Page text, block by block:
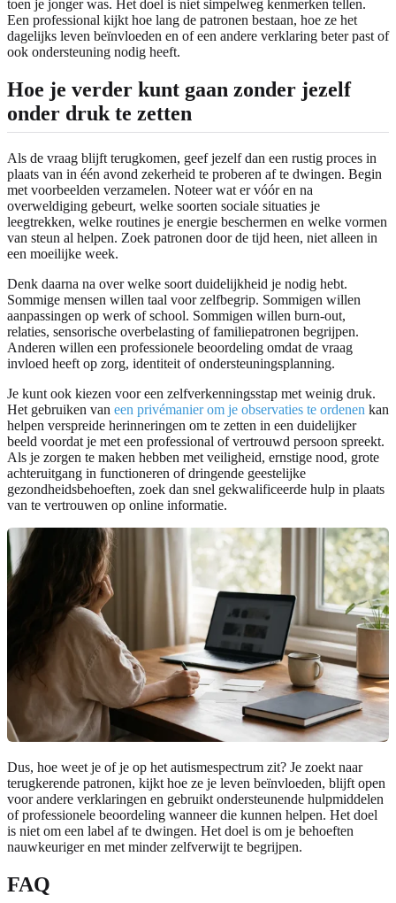
toen je jonger was. Het doel is niet simpelweg kenmerken tellen.
Een professional kijkt hoe lang de patronen bestaan, hoe ze het
dagelijks leven beïnvloeden en of een andere verklaring beter past of
ook ondersteuning nodig heeft.
Hoe je verder kunt gaan zonder jezelf
onder druk te zetten
Als de vraag blijft terugkomen, geef jezelf dan een rustig proces in
plaats van in één avond zekerheid te proberen af te dwingen. Begin
met voorbeelden verzamelen. Noteer wat er vóór en na
overweldiging gebeurt, welke soorten sociale situaties je
leegtrekken, welke routines je energie beschermen en welke vormen
van steun al helpen. Zoek patronen door de tijd heen, niet alleen in
een moeilijke week.
Denk daarna na over welke soort duidelijkheid je nodig hebt.
Sommige mensen willen taal voor zelfbegrip. Sommigen willen
aanpassingen op werk of school. Sommigen willen burn-out,
relaties, sensorische overbelasting of familiepatronen begrijpen.
Anderen willen een professionele beoordeling omdat de vraag
invloed heeft op zorg, identiteit of ondersteuningsplanning.
Je kunt ook kiezen voor een zelfverkenningsstap met weinig druk.
Het gebruiken van een privémanier om je observaties te ordenen kan
helpen verspreide herinneringen om te zetten in een duidelijker
beeld voordat je met een professional of vertrouwd persoon spreekt.
Als je zorgen te maken hebben met veiligheid, ernstige nood, grote
achteruitgang in functioneren of dringende geestelijke
gezondheidsbehoeften, zoek dan snel gekwalificeerde hulp in plaats
van te vertrouwen op online informatie.
Dus, hoe weet je of je op het autismespectrum zit? Je zoekt naar
terugkerende patronen, kijkt hoe ze je leven beïnvloeden, blijft open
voor andere verklaringen en gebruikt ondersteunende hulpmiddelen
of professionele beoordeling wanneer die kunnen helpen. Het doel
is niet om een label af te dwingen. Het doel is om je behoeften
nauwkeuriger en met minder zelfverwijt te begrijpen.
FAQ